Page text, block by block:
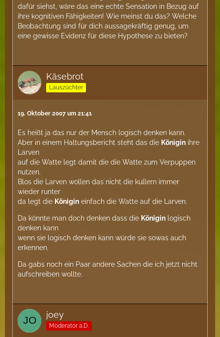
dafür siehst, wäre das eine echte Sensation in Bezug auf
ihre kognitiven Fähigkeiten! Wie meinst du das? Welche
Beobachtung sind für dich aussagekräftig genug, um
eine gewisse Evidenz für diese Hypothese zu bieten?
Käsebrot
Lauszüchter
19. Oktober 2007 um 21:41
Es heißt ja das nur der Mensch logisch denken kann.
Aber in einem Haltungsbericht steht das die Königin ihre
Larven
auf die Watte legt damit die die Watte zum Verpuppen
nutzen.
Blos die Larven wollen das nicht die kullern immer
wieder runter
da legt die Königin einfach die Watte auf die Larven.
Da könnte man doch denken dass die Königin logisch
denken kann
wenn sie logisch denken kann würde sie sowas auch
erkennen.
Da gabs noch ein Paar andere Sachen die ich jetzt nicht
aufschreiben wollte.
joey
Moderator a.D.